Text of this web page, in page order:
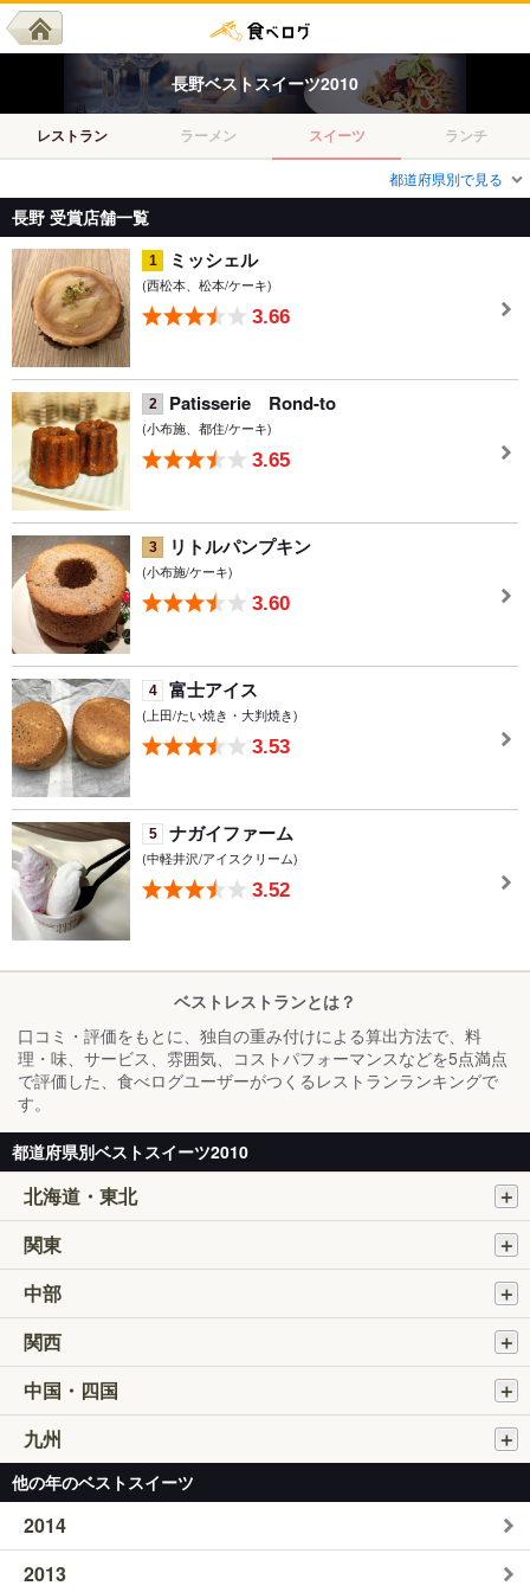
長野ベストスイーツ2010
レストラン ラーメン スイーツ ランチ
都道府県別で見る
長野 受賞店舗一覧
1 ミッシェル
(西松本、松本/ケーキ)
3.66
2 Patisserie Rond-to
(小布施、都住/ケーキ)
3.65
3 リトルパンプキン
(小布施/ケーキ)
3.60
4 富士アイス
(上田/たい焼き・大判焼き)
3.53
5 ナガイファーム
(中軽井沢/アイスクリーム)
3.52
ベストレストランとは？
口コミ・評価をもとに、独自の重み付けによる算出方法で、料
理・味、サービス、雰囲気、コストパフォーマンスなどを5点満点
で評価した、食べログユーザーがつくるレストランランキングで
す。
都道府県別ベストスイーツ2010
北海道・東北
関東
中部
関西
中国・四国
九州
他の年のベストスイーツ
2014
2013